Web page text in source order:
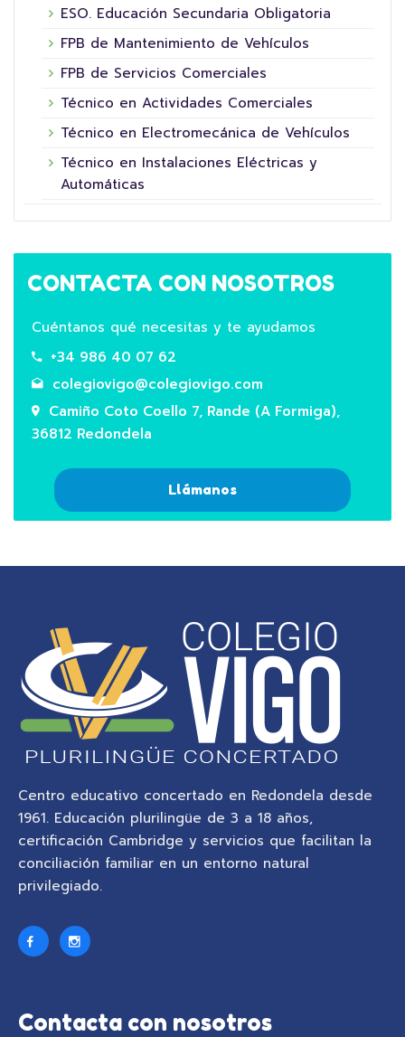
ESO. Educación Secundaria Obligatoria
FPB de Mantenimiento de Vehículos
FPB de Servicios Comerciales
Técnico en Actividades Comerciales
Técnico en Electromecánica de Vehículos
Técnico en Instalaciones Eléctricas y
Automáticas
CONTACTA CON NOSOTROS
Cuéntanos qué necesitas y te ayudamos
+34 986 40 07 62
colegiovigo@colegiovigo.com
Camiño Coto Coello 7, Rande (A Formiga),
36812 Redondela
Llámanos
Centro educativo concertado en Redondela desde
1961. Educación plurilingüe de 3 a 18 años,
certificación Cambridge y servicios que facilitan la
conciliación familiar en un entorno natural
privilegiado.
Contacta con nosotros